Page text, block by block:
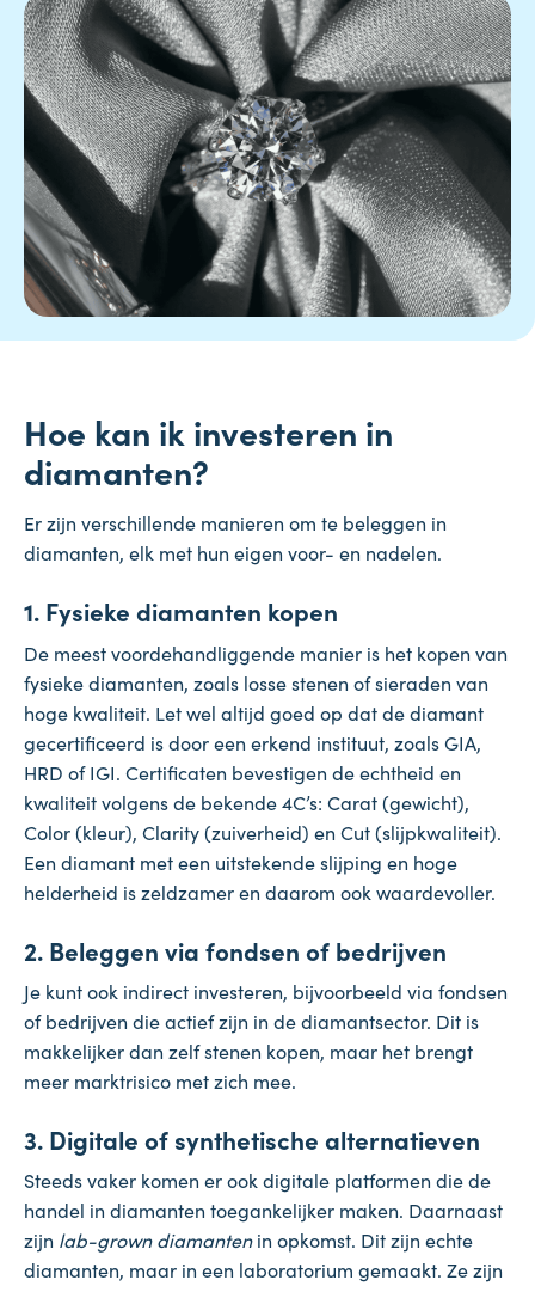
Hoe kan ik investeren in
diamanten?
Er zijn verschillende manieren om te beleggen in
diamanten, elk met hun eigen voor- en nadelen.
1. Fysieke diamanten kopen
De meest voordehandliggende manier is het kopen van
fysieke diamanten, zoals losse stenen of sieraden van
hoge kwaliteit. Let wel altijd goed op dat de diamant
gecertificeerd is door een erkend instituut, zoals GIA,
HRD of IGI. Certificaten bevestigen de echtheid en
kwaliteit volgens de bekende 4C’s: Carat (gewicht),
Color (kleur), Clarity (zuiverheid) en Cut (slijpkwaliteit).
Een diamant met een uitstekende slijping en hoge
helderheid is zeldzamer en daarom ook waardevoller.
2. Beleggen via fondsen of bedrijven
Je kunt ook indirect investeren, bijvoorbeeld via fondsen
of bedrijven die actief zijn in de diamantsector. Dit is
makkelijker dan zelf stenen kopen, maar het brengt
meer marktrisico met zich mee.
3. Digitale of synthetische alternatieven
Steeds vaker komen er ook digitale platformen die de
handel in diamanten toegankelijker maken. Daarnaast
zijn lab-grown diamantenin opkomst. Dit zijn echte
diamanten, maar in een laboratorium gemaakt. Ze zijn